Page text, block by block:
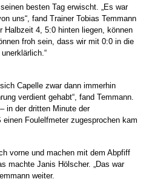
besten Tag erwischt. „Es war
uns“, fand Trainer Tobias Temmann
Halbzeit 4, 5:0 hinten liegen, können
froh sein, dass wir mit 0:0 in die
Capelle zwar dann immerhin
verdient gehabt“, fand Temmann.
in der dritten Minute der
Foulelfmeter zugesprochen kam
vorne und machen mit dem Abpfiff
machte Janis Hölscher. „Das war
weiter.